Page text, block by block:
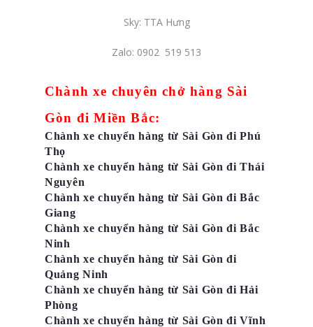
Sky: TTA Hưng
Zalo: 0902 519 513
Chành xe chuyên chở hàng Sài
Gòn đi Miền Bắc:
Chành xe chuyển hàng từ Sài Gòn đi Phú
Thọ
Chành xe chuyển hàng từ Sài Gòn đi Thái
Nguyên
Chành xe chuyển hàng từ Sài Gòn đi Bắc
Giang
Chành xe chuyển hàng từ Sài Gòn đi Bắc
Ninh
Chành xe chuyển hàng từ Sài Gòn đi
Quảng Ninh
Chành xe chuyển hàng từ Sài Gòn đi Hải
Phòng
Chành xe chuyển hàng từ Sài Gòn đi Vĩnh